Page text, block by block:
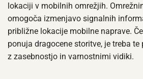
lokaciji v mobilnih omrežjih.
omogoča izmenjavo signalnih
približne lokacije mobilne naprave.
ponuja dragocene storitve, je treba
z zasebnostjo in varnostnimi vidiki.